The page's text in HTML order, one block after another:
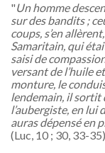
"Un homme
sur des bandits ;
coups, s’en
Samaritain, qui
saisi de
versant de l’huile
monture, le
lendemain, il sortit
l’aubergiste, en lui
auras dépensé en
(Luc, 10 ; 30, 33-35)